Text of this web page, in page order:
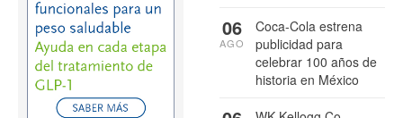
Coca-Cola estrena
publicidad para
celebrar 100 años de
historia en México
06
AGO